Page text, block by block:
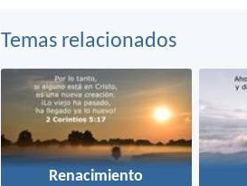
Temas relacionados
Renacimiento